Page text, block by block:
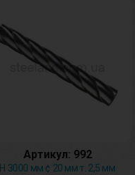
Артикул: 992
H 3000 мм ¢ 20 мм т. 2,5 мм